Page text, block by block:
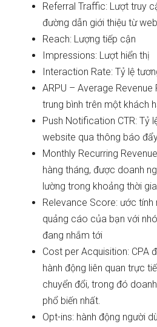
Referral Traffic: Lượt truy
đường dẫn giới thiệu từ
Reach: Lượng tiếp cận
Impressions: Lượt hiển thị
Interaction Rate: Tỷ lệ
ARPU – Average Revenue
trung bình trên một khách
Push Notification CTR: Tỷ
website qua thông báo
Monthly Recurring
hàng tháng, được doanh
lường trong khoảng thời
Relevance Score: ước
quảng cáo của bạn với
đang nhắm tới
Cost per Acquisition: CPA
hành động liên quan trực
chuyển đổi, trong đó
phổ biến nhất.
Opt-ins: hành động người